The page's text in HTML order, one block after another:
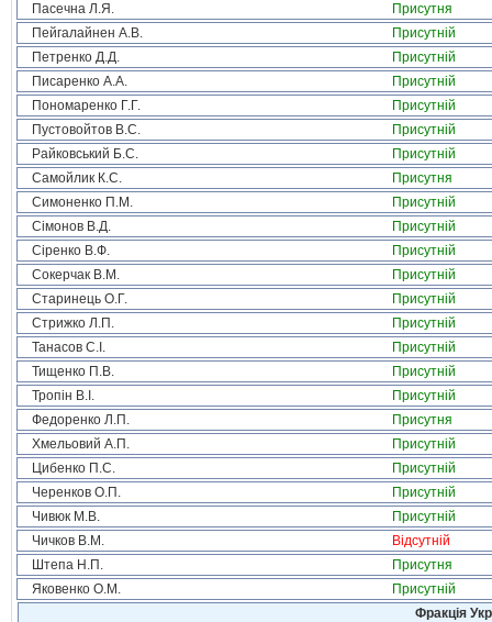
Пасечна Л.Я.
Присутня
Пейгалайнен А.В.
Присутній
Петренко Д.Д.
Присутній
Писаренко А.А.
Присутній
Пономаренко Г.Г.
Присутній
Пустовойтов В.С.
Присутній
Райковський Б.С.
Присутній
Самойлик К.С.
Присутня
Симоненко П.М.
Присутній
Сімонов В.Д.
Присутній
Сіренко В.Ф.
Присутній
Сокерчак В.М.
Присутній
Старинець О.Г.
Присутній
Стрижко Л.П.
Присутній
Танасов С.І.
Присутній
Тищенко П.В.
Присутній
Тропін В.І.
Присутній
Федоренко Л.П.
Присутня
Хмельовий А.П.
Присутній
Цибенко П.С.
Присутній
Черенков О.П.
Присутній
Чивюк М.В.
Присутній
Чичков В.М.
Відсутній
Штепа Н.П.
Присутня
Яковенко О.М.
Присутній
Фракція